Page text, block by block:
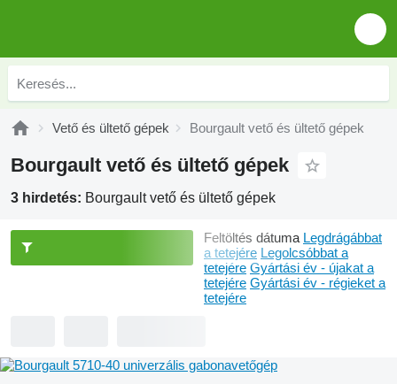
Vető és ültető gépek Bourgault vető és ültető gépek
Bourgault vető és ültető gépek
3 hirdetés: Bourgault vető és ültető gépek
Feltöltés dátuma Legdrágábbat
a tetejére Legolcsóbbat a
tetejére Gyártási év - újakat a
tetejére Gyártási év - régieket a
tetejére